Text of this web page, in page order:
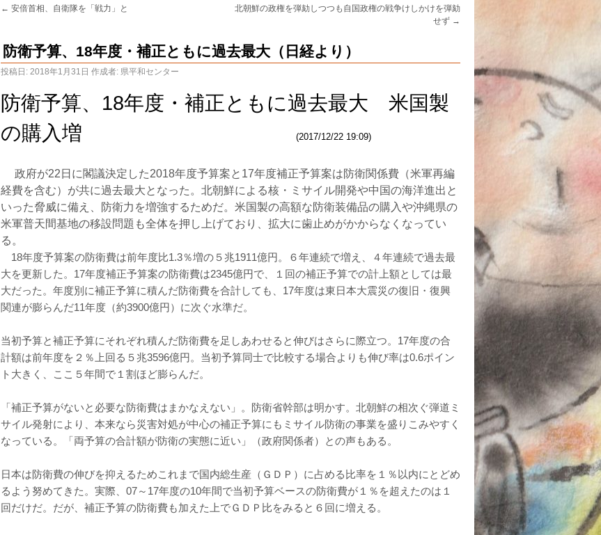
← 安倍首相、自衛隊を「戦力」と
北朝鮮の政権を弾劾しつつも自国政権の戦争けしかけを弾劾
せず →
防衛予算、18年度・補正ともに過去最大（日経より）
投稿日: 2018年1月31日 作成者: 県平和センター
防衛予算、18年度・補正ともに過去最大 米国製
の購入増
(2017/12/22 19:09)
政府が22日に閣議決定した2018年度予算案と17年度補正予算案は防衛関係費（米軍再編
経費を含む）が共に過去最大となった。北朝鮮による核・ミサイル開発や中国の海洋進出と
いった脅威に備え、防衛力を増強するためだ。米国製の高額な防衛装備品の購入や沖縄県の
米軍普天間基地の移設問題も全体を押し上げており、拡大に歯止めがかからなくなってい
る。
18年度予算案の防衛費は前年度比1.3％増の５兆1911億円。６年連続で増え、４年連続で過去最
大を更新した。17年度補正予算案の防衛費は2345億円で、１回の補正予算での計上額としては最
大だった。年度別に補正予算に積んだ防衛費を合計しても、17年度は東日本大震災の復旧・復興
関連が膨らんだ11年度（約3900億円）に次ぐ水準だ。
当初予算と補正予算にそれぞれ積んだ防衛費を足しあわせると伸びはさらに際立つ。17年度の合
計額は前年度を２％上回る５兆3596億円。当初予算同士で比較する場合よりも伸び率は0.6ポイン
ト大きく、ここ５年間で１割ほど膨らんだ。
「補正予算がないと必要な防衛費はまかなえない」。防衛省幹部は明かす。北朝鮮の相次ぐ弾道ミ
サイル発射により、本来なら災害対処が中心の補正予算にもミサイル防衛の事業を盛りこみやすく
なっている。「両予算の合計額が防衛の実態に近い」（政府関係者）との声もある。
日本は防衛費の伸びを抑えるためこれまで国内総生産（ＧＤＰ）に占める比率を１％以内にとどめ
るよう努めてきた。実際、07～17年度の10年間で当初予算ベースの防衛費が１％を超えたのは１
回だけだ。だが、補正予算の防衛費も加えた上でＧＤＰ比をみると６回に増える。